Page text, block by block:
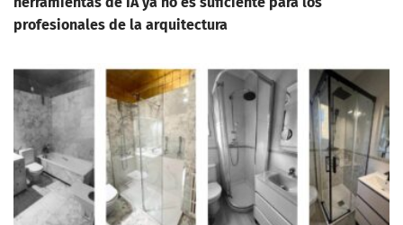
profesionales de la arquitectura